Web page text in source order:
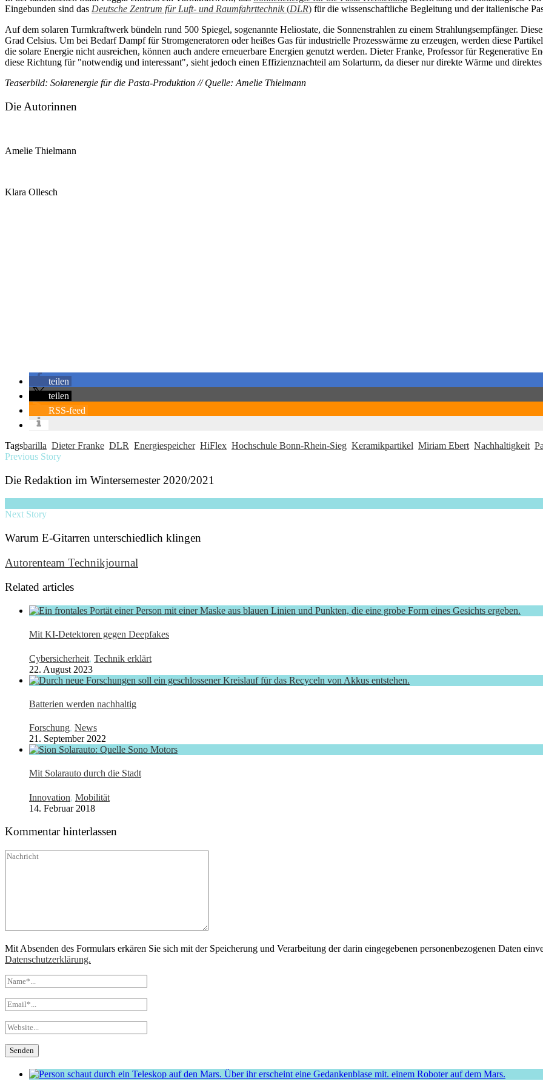
Eingebunden sind das Deutsche Zentrum für Luft- und Raumfahrttechnik(DLR) für die wissenschaftliche Begleitung und der italienische
Auf dem solaren Turmkraftwerk bündeln rund 500 Spiegel, sogenannte Heliostate, die Sonnenstrahlen zu einem Strahlungsempfänger.
Grad Celsius. Um bei Bedarf Dampf für Stromgeneratoren oder heißes Gas für industrielle Prozesswärme zu erzeugen, werden diese
die solare Energie nicht ausreichen, können auch andere erneuerbare Energien genutzt werden. Dieter Franke, Professor für Regenerative
diese Richtung für "notwendig und interessant", sieht jedoch einen Effizienznachteil am Solarturm, da dieser nur direkte Wärme und
Teaserbild: Solarenergie für die Pasta-Produktion // Quelle: Amelie Thielmann
Die Autorinnen
Amelie Thielmann
Klara Ollesch
teilen
teilen
RSS-feed
Tagsbarilla Dieter Franke DLR Energiespeicher HiFlex Hochschule Bonn-Rhein-Sieg Keramikpartikel Miriam Ebert Nachhaltigkeit
Previous Story
Die Redaktion im Wintersemester 2020/2021
Next Story
Warum E-Gitarren unterschiedlich klingen
Autorenteam Technikjournal
Related articles
Mit KI-Detektoren gegen Deepfakes
Cybersicherheit, Technik erklärt
22. August 2023
Batterien werden nachhaltig
Forschung, News
21. September 2022
Mit Solarauto durch die Stadt
Innovation, Mobilität
14. Februar 2018
Kommentar hinterlassen
Mit Absenden des Formulars erkären Sie sich mit der Speicherung und Verarbeitung der darin eingegebenen personenbezogenen Daten
Datenschutzerklärung.